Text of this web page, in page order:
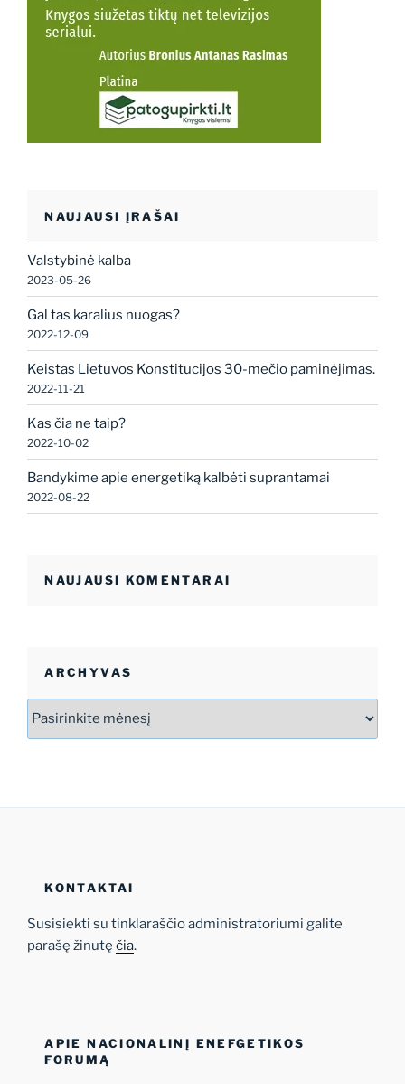
NAUJAUSI ĮRAŠAI
Valstybinė kalba
2023-05-26
Gal tas karalius nuogas?
2022-12-09
Keistas Lietuvos Konstitucijos 30-mečio paminėjimas.
2022-11-21
Kas čia ne taip?
2022-10-02
Bandykime apie energetiką kalbėti suprantamai
2022-08-22
NAUJAUSI KOMENTARAI
ARCHYVAS
Archyvas
KONTAKTAI
Susisiekti su tinklaraščio administratoriumi galite
parašę žinutę čia.
APIE NACIONALINĮ ENEFGETIKOS
FORUMĄ